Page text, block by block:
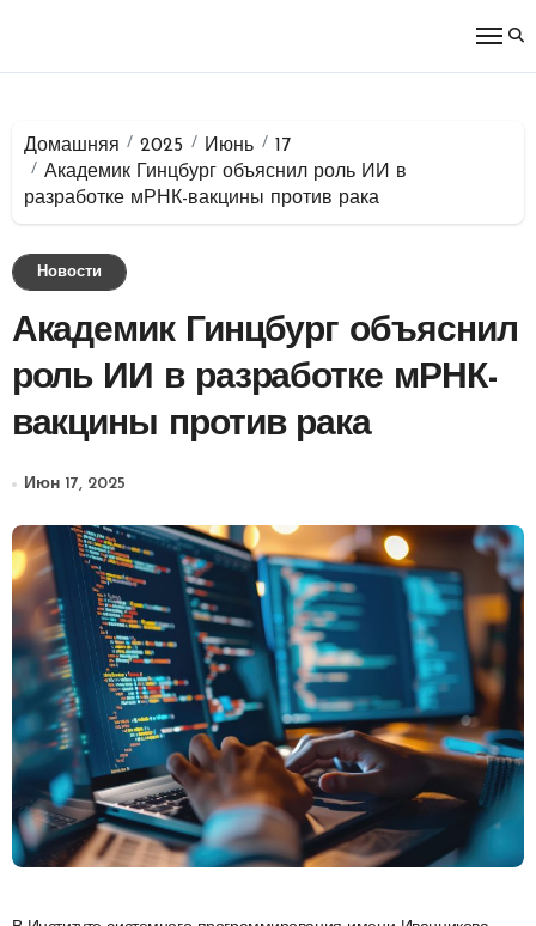
Домашняя 2025 Июнь
17
Академик Гинцбург объяснил роль ИИ в
разработке мРНК-вакцины против рака
Новости
Академик Гинцбург объяснил
роль ИИ в разработке мРНК-
вакцины против рака
Июн 17, 2025